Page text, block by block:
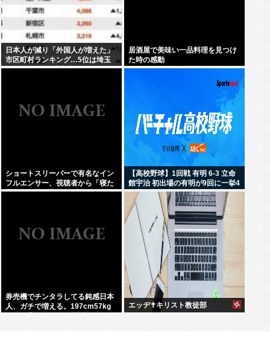
日本人が減り「外国人が増えた」
市区町村ランキング…5位は埼玉
県川口市、4位京都市、ではトッ
居酒屋で美味い一品料理を見つけ
た時の感動
ショートスリーパーで有名なイン
フルエンサー、視聴者から「寝た
方がいい」と言われブチギレ
【高校野球】1回戦 有明 6-3 立命
館宇治 初出場の有明が9回に一挙4
得点で逆転 永田が2安打5打点
券売機でチンタラしてる鈍感日本
人、ガチで増える。197cm57kg
エッヂ✝️キリスト教徒部